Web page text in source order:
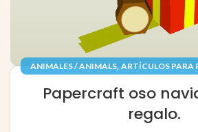
ANIMALES / ANIMALS, ARTÍCULOS PARA
RECORTABLES
Papercraft oso
regalo.